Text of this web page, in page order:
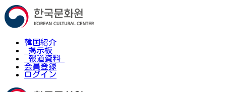
韓国紹介
掲示板
報道資料
会員登録
ログイン